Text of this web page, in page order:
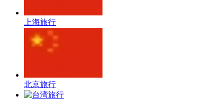
上海旅行
北京旅行